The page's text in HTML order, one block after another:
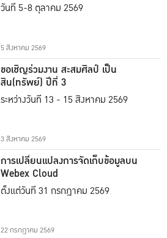
วันที่ 5-8 ตุลาคม 2569
5 สิงหาคม 2569
ขอเชิญร่วมงาน สะสมศิลป์ เป็น
สิน(ทรัพย์) ปีที่ 3
ระหว่างวันที่ 13 - 15 สิงหาคม 2569
3 สิงหาคม 2569
การเปลี่ยนแปลงการจัดเก็บข้อมูลบน
Webex Cloud
ตั้งแต่วันที่ 31 กรกฎาคม 2569
22 กรกฎาคม 2569